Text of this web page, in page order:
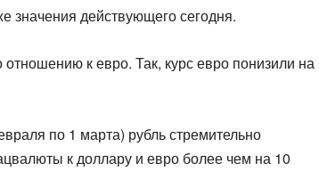
значения действующего сегодня.
к евро. Так, курс евро понизили на
по 1 марта) рубль стремительно
к доллару и евро более чем на 10